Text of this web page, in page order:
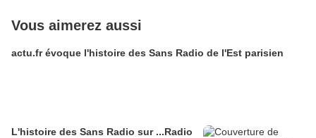
Vous aimerez aussi
actu.fr évoque l'histoire des Sans Radio de l'Est parisien
L'histoire des Sans Radio sur ...Radio